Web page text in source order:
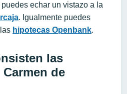
echar un vistazo a la
. Igualmente puedes
hipotecas Openbank.
las
de